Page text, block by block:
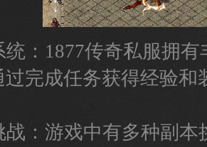
统：1877传奇私服拥
过完成任务获得经验和
战：游戏中有多种副